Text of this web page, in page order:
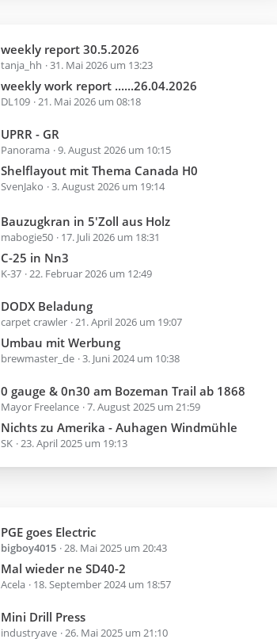
weekly report 30.5.2026
tanja_hh 31. Mai 2026 um 13:23
weekly work report ......26.04.2026
DL109 21. Mai 2026 um 08:18
UPRR - GR
Panorama 9. August 2026 um 10:15
Shelflayout mit Thema Canada H0
SvenJako 3. August 2026 um 19:14
Bauzugkran in 5'Zoll aus Holz
mabogie50 17. Juli 2026 um 18:31
C-25 in Nn3
K-37 22. Februar 2026 um 12:49
DODX Beladung
carpet crawler 21. April 2026 um 19:07
Umbau mit Werbung
brewmaster_de 3. Juni 2024 um 10:38
0 gauge & 0n30 am Bozeman Trail ab 1868
Mayor Freelance 7. August 2025 um 21:59
Nichts zu Amerika - Auhagen Windmühle
SK 23. April 2025 um 19:13
PGE goes Electric
bigboy4015 28. Mai 2025 um 20:43
Mal wieder ne SD40-2
Acela 18. September 2024 um 18:57
Mini Drill Press
industryave 26. Mai 2025 um 21:10